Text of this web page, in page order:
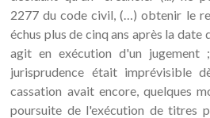
2277 du code civil, (…) obtenir le
échus plus de cinq ans après la date
agit en exécution d'un jugement
jurisprudence était imprévisible
cassation avait encore, quelques
poursuite de l'exécution de titres